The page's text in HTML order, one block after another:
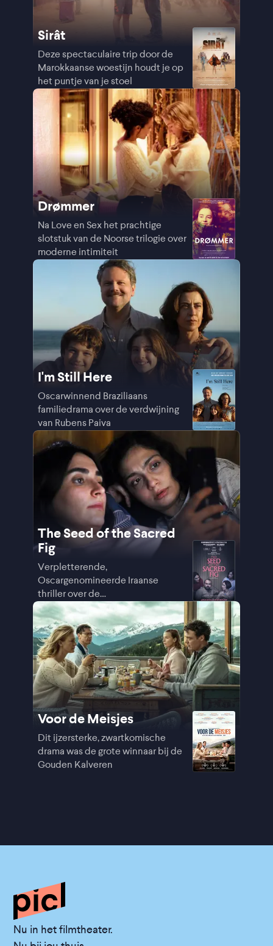
Sirât
Deze spectaculaire trip door de
Marokkaanse woestijn houdt je op
het puntje van je stoel
Drømmer
Na Love en Sex het prachtige
slotstuk van de Noorse trilogie over
moderne intimiteit
I'm Still Here
Oscarwinnend Braziliaans
familiedrama over de verdwijning
van Rubens Paiva
The Seed of the Sacred
Fig
Verpletterende,
Oscargenomineerde Iraanse
thriller over de
studentendemonstraties
Voor de Meisjes
Dit ijzersterke, zwartkomische
drama was de grote winnaar bij de
Gouden Kalveren
Nu in het filmtheater.